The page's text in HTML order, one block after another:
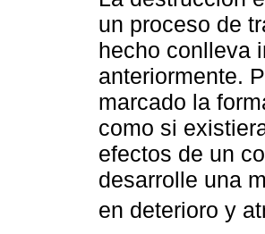
un proceso de
hecho conlleva
anteriormente.
marcado la
como si
efectos de un
desarrolle una
en deterioro y